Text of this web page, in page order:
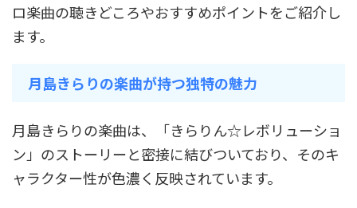
ロ楽曲の聴きどころやおすすめポイントをご紹介し
ます。
月島きらりの楽曲が持つ独特の魅力
月島きらりの楽曲は、「きらりん☆レボリューショ
ン」のストーリーと密接に結びついており、そのキ
ャラクター性が色濃く反映されています。